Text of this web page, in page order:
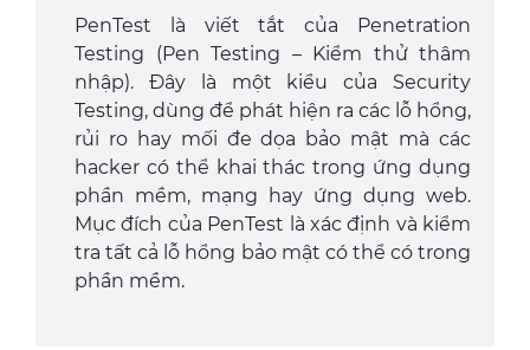
PenTest là viết tắt của Penetration
Testing (Pen Testing – Kiểm thử thâm
nhập). Đây là một kiểu của Security
Testing, dùng để phát hiện ra các lỗ hổng,
rủi ro hay mối đe dọa bảo mật mà các
hacker có thể khai thác trong ứng dụng
phần mềm, mạng hay ứng dụng web.
Mục đích của PenTest là xác định và kiểm
tra tất cả lỗ hổng bảo mật có thể có trong
phần mềm.